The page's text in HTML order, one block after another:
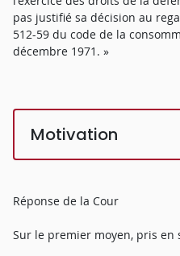
pas justifié sa décision au
512-59 du code de la
décembre 1971. »
Motivation
Réponse de la Cour
Sur le premier moyen, pris en